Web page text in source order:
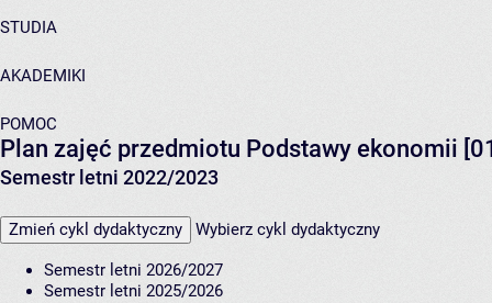
STUDIA
AKADEMIKI
POMOC
Plan zajęć przedmiotu Podstawy ekonomii
Semestr letni 2022/2023
Zmień cykl dydaktyczny Wybierz cykl dydaktyczny
Semestr letni 2026/2027
Semestr letni 2025/2026